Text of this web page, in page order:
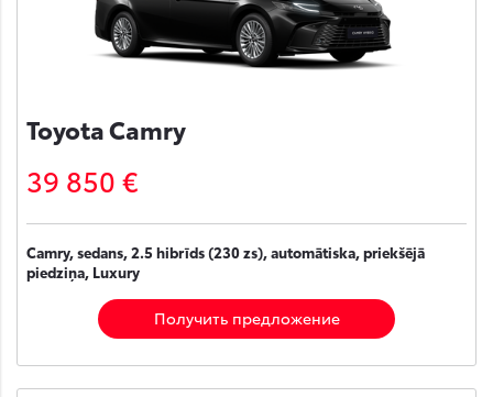
Toyota Camry
39 850 €
Camry, sedans, 2.5 hibrīds (230 zs), automātiska, priekšējā
piedziņa, Luxury
Получить предложение